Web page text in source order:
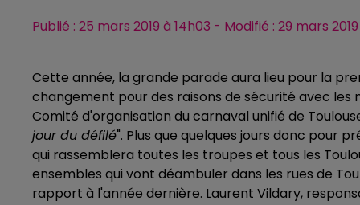
Publié : 25 mars 2019 à 14h03 - Modifié : 29 mars
Cette année, la grande parade aura lieu pour la
changement pour des raisons de sécurité avec les
Comité d'organisation du carnaval unifié de
jour du défilé". Plus que quelques jours donc pour
qui rassemblera toutes les troupes et tous les
ensembles qui vont déambuler dans les rues de
rapport à l'année dernière. Laurent Vildary,